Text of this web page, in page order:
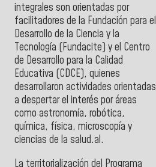
integrales son orientadas por
facilitadores de la Fundación para el
Desarrollo de la Ciencia y la
Tecnología (Fundacite) y el Centro
de Desarrollo para la Calidad
Educativa (CDCE), quienes
desarrollaron actividades orientadas
a despertar el interés por áreas
como astronomía, robótica,
química, física, microscopía y
ciencias de la salud.al.
La territorialización del Programa